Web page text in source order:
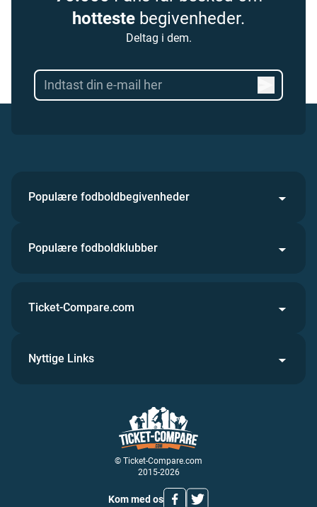
hotteste begivenheder.
Deltag i dem.
Populære fodboldbegivenheder
Populære fodboldklubber
© Ticket-Compare.com
2015-2026
Kom med os
Ticket-Compare.com
Nyttige Links